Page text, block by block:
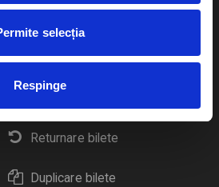
selecția
Respinge
eBilet printat acasa
Returnare bilete
Duplicare bilete